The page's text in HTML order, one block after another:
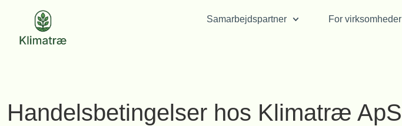
Samarbejdspartner For virksomheder
Handelsbetingelser hos Klimatræ ApS